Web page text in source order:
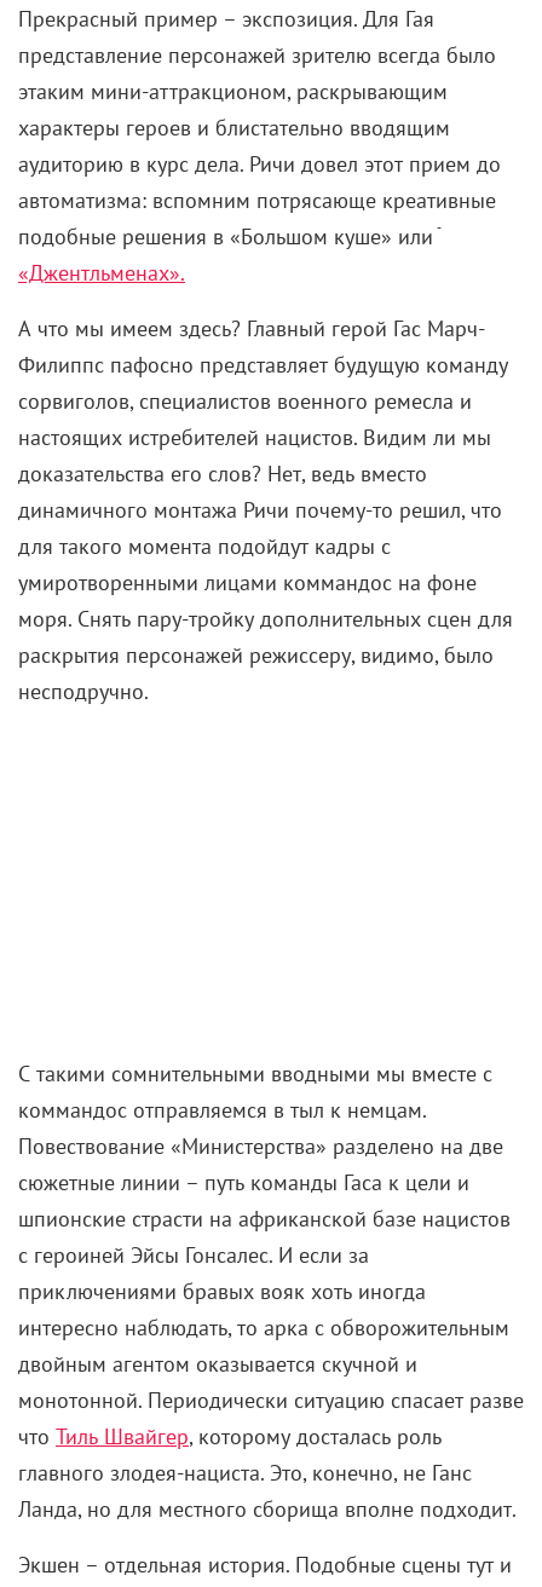
Прекрасный пример – экспозиция. Для Гая
представление персонажей зрителю всегда было
этаким мини-аттракционом, раскрывающим
характеры героев и блистательно вводящим
аудиторию в курс дела. Ричи довел этот прием до
автоматизма: вспомним потрясающе креативные
подобные решения в «Большом куше» или ֿ
«Джентльменах».
А что мы имеем здесь? Главный герой Гас Марч-
Филиппс пафосно представляет будущую команду
сорвиголов, специалистов военного ремесла и
настоящих истребителей нацистов. Видим ли мы
доказательства его слов? Нет, ведь вместо
динамичного монтажа Ричи почему-то решил, что
для такого момента подойдут кадры с
умиротворенными лицами коммандос на фоне
моря. Снять пару-тройку дополнительных сцен для
раскрытия персонажей режиссеру, видимо, было
несподручно.
С такими сомнительными вводными мы вместе с
коммандос отправляемся в тыл к немцам.
Повествование «Министерства» разделено на две
сюжетные линии – путь команды Гаса к цели и
шпионские страсти на африканской базе нацистов
с героиней Эйсы Гонсалес. И если за
приключениями бравых вояк хоть иногда
интересно наблюдать, то арка с обворожительным
двойным агентом оказывается скучной и
монотонной. Периодически ситуацию спасает разве
что Тиль Швайгер, которому досталась роль
главного злодея-нациста. Это, конечно, не Ганс
Ланда, но для местного сборища вполне подходит.
Экшен – отдельная история. Подобные сцены тут и